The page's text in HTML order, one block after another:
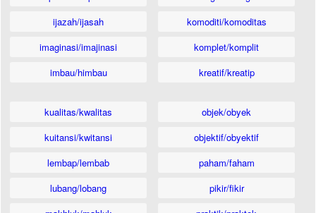
ijazah/ijasah
imaginasi/imajinasi
imbau/himbau
komoditi/komoditas
komplet/komplit
kreatif/kreatip
kualitas/kwalitas
kuitansi/kwitansi
lembap/lembab
lubang/lobang
objek/obyek
objektif/obyektif
paham/faham
pikir/fikir